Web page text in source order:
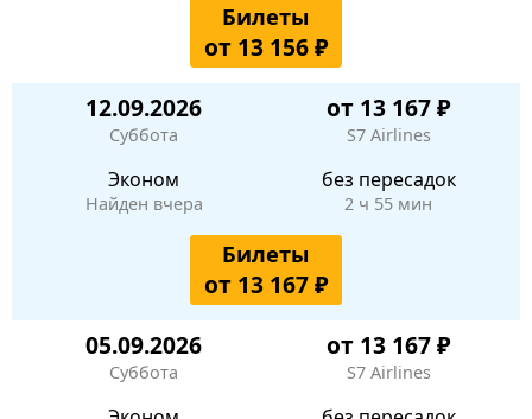
Билеты
от 13 156 ₽
12.09.2026
Суббота
от 13 167 ₽
S7 Airlines
Эконом
Найден вчера
без пересадок
2 ч 55 мин
Билеты
от 13 167 ₽
05.09.2026
Суббота
от 13 167 ₽
S7 Airlines